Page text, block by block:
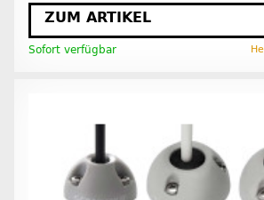
ZUM ARTIKEL
Sofort verfügbar